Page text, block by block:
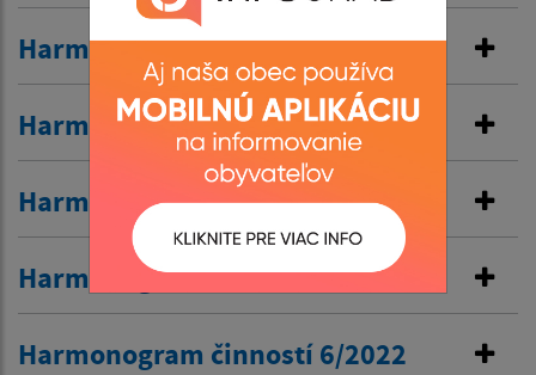
Harmonogram činností 10/2022
Harmonogram činnosti 9/2022
Harmonogram činností 8/2022
Harmonogram činností 7/2022
Harmonogram činností 6/2022